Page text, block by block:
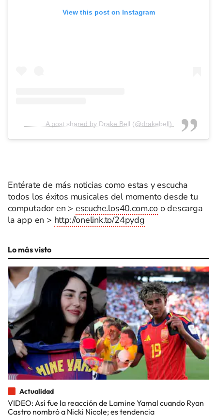
View this post on Instagram
A post shared by Drake Bell (@drakebell)
Entérate de más noticias como estas y escucha
todos los éxitos musicales del momento desde tu
computador en > escuche.los40.com.coo descarga
la app en > http://onelink.to/24pydg
Lo más visto
Actualidad
VIDEO: Así fue la reacción de Lamine Yamal cuando Ryan
Castro nombró a Nicki Nicole; es tendencia